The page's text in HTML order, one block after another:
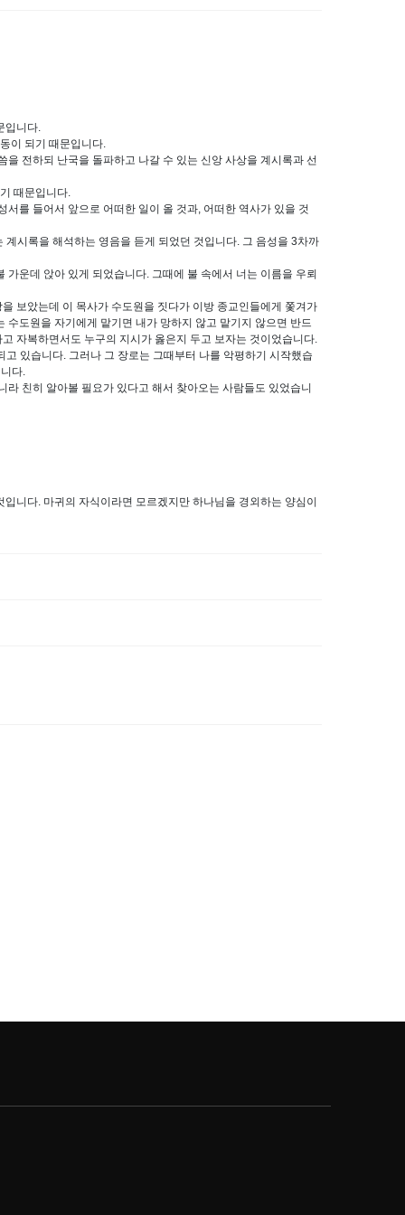
입니다.
이 되기 때문입니다.
전하되 난국을 돌파하고 나갈 수 있는 신앙 사상을 계시록과 선
때문입니다.
를 들어서 앞으로 어떠한 일이 올 것과, 어떠한 역사가 있을 것
시록을 해석하는 영음을 듣게 되었던 것입니다. 그 음성을 3차까
운데 앉아 있게 되었습니다. 그때에 불 속에서 너는 이름을 우뢰
보았는데 이 목사가 수도원을 짓다가 이방 종교인들에게 쫓겨가
도원을 자기에게 맡기면 내가 망하지 않고 맡기지 않으면 반드
자복하면서도 누구의 지시가 옳은지 두고 보자는 것이었습니다.
있습니다. 그러나 그 장로는 그때부터 나를 악평하기 시작했습
다.
친히 알아볼 필요가 있다고 해서 찾아오는 사람들도 있었습니
니다. 마귀의 자식이라면 모르겠지만 하나님을 경외하는 양심이